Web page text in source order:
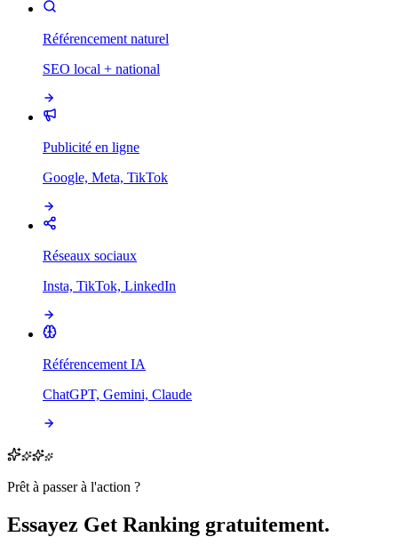
Référencement naturel
SEO local + national
Publicité en ligne
Google, Meta, TikTok
Réseaux sociaux
Insta, TikTok, LinkedIn
Référencement IA
ChatGPT, Gemini, Claude
Prêt à passer à l'action ?
Essayez Get Ranking gratuitement.